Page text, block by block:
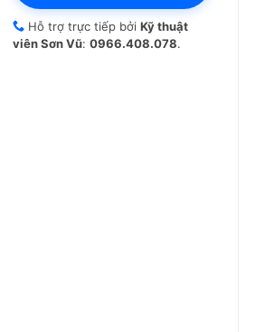
Hỗ trợ trực tiếp bởi Kỹ thuật
viên Sơn Vũ: 0966.408.078.